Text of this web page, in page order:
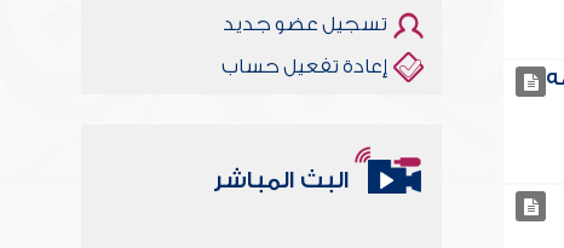
تسجيل عضو جديد
إعادة تفعيل حساب
البث المباشر